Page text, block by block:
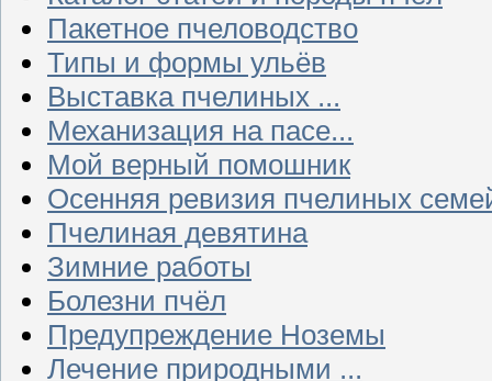
Пакетное пчеловодство
Типы и формы ульёв
Выставка пчелиных ...
Механизация на пасе...
Мой верный помошник
Осенняя ревизия пчелиных
Пчелиная девятина
Зимние работы
Болезни пчёл
Предупреждение Ноземы
Лечение природными ...